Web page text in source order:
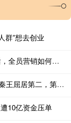
群”想去创业
鑫优配 从“柜员”到“经理”：银行岗位更名背后，全员营销如何成“公开的秘密”？
好牛优配 离太子宝座最近的四大王爵封号：秦王屈居第二，第一个比它还牛
10亿资金压单